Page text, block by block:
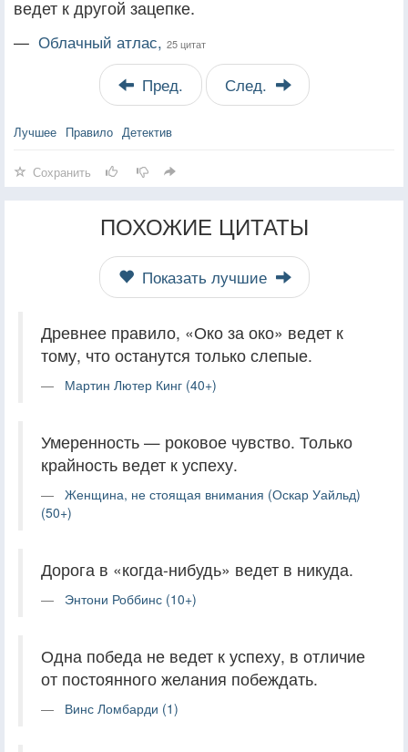
ведет к другой зацепке.
— Облачный атлас, 25 цитат
Пред. След.
Лучшее Правило Детектив
Сохранить
ПОХОЖИЕ ЦИТАТЫ
Показать лучшие
Древнее правило, «Око за око» ведет к
тому, что останутся только слепые.
Мартин Лютер Кинг (40+)
Умеренность — роковое чувство. Только
крайность ведет к успеху.
Женщина, не стоящая внимания (Оскар Уайльд)
(50+)
Дорога в «когда-нибудь» ведет в никуда.
Энтони Роббинс (10+)
Одна победа не ведет к успеху, в отличие
от постоянного желания побеждать.
Винс Ломбарди (1)